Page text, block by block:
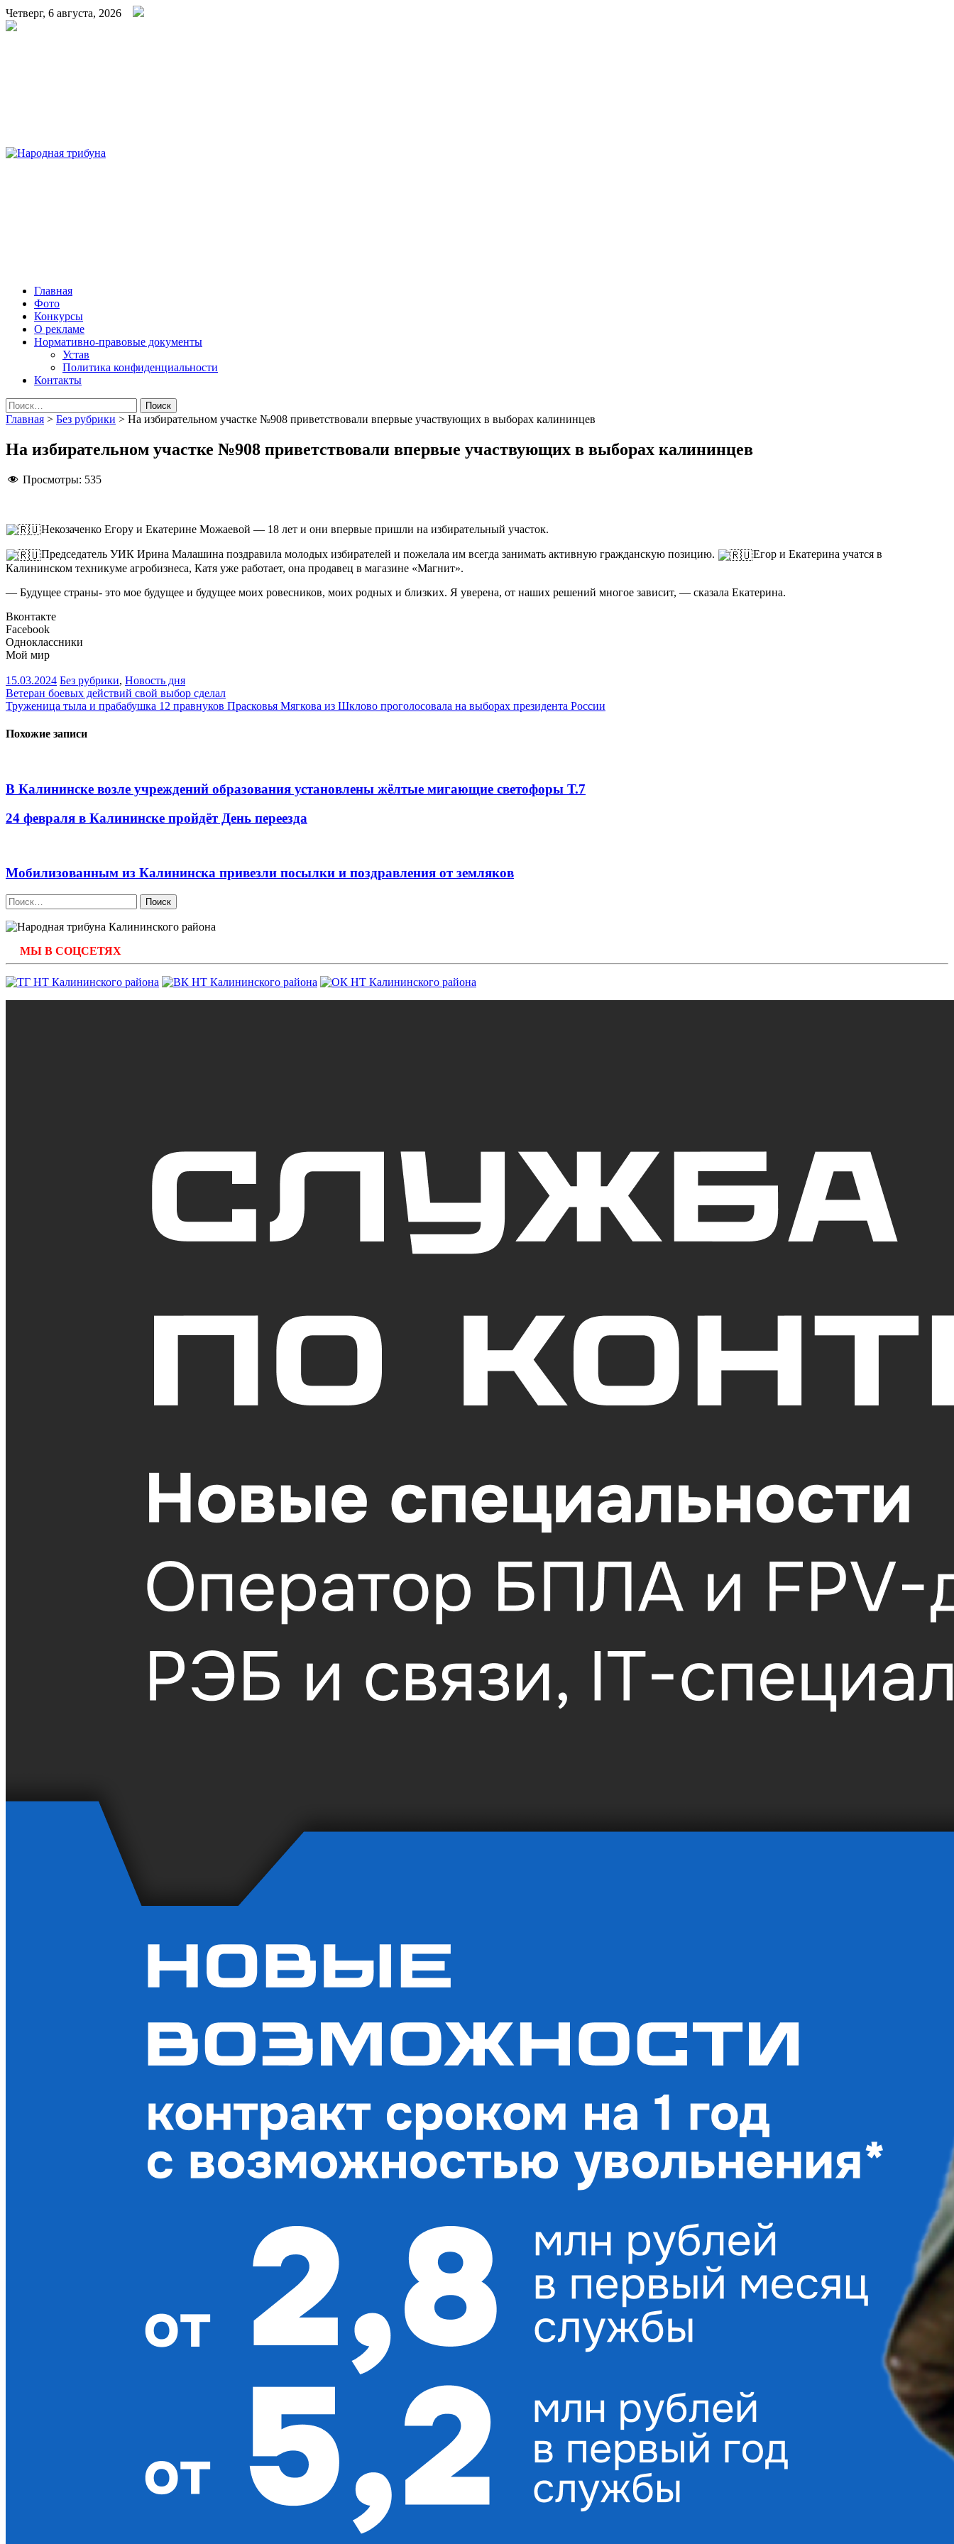
Четверг, 6 августа, 2026
Народная трибуна
Калининская районная газета
Главная
Фото
Конкурсы
О рекламе
Нормативно-правовые документы
Устав
Политика конфиденциальности
Контакты
Найти:
Главная > Без рубрики > На избирательном участке №908 приветствовали впервые участвующих в выборах калининцев
На избирательном участке №908 приветствовали впервые участвующих в выборах калининцев
Просмотры: 535
Некозаченко Егору и Екатерине Можаевой — 18 лет и они впервые пришли на избирательный участок.
Председатель УИК Ирина Малашина поздравила молодых избирателей и пожелала им всегда занимать активную гражданскую позицию.
Егор и Екатерина учатся в
Калининском техникуме агробизнеса, Катя уже работает, она продавец в магазине «Магнит».
— Будущее страны- это мое будущее и будущее моих ровесников, моих родных и близких. Я уверена, от наших решений многое зависит, — сказала Екатерина.
Вконтакте
Facebook
Одноклассники
Мой мир
15.03.2024 Без рубрики, Новость дня
Навигация
по
записям
Ветеран боевых действий свой выбор сделал
Труженица тыла и прабабушка 12 правнуков Прасковья Мягкова из Шклово проголосовала на выборах президента России
Похожие записи
В Калининске возле учреждений образования установлены жёлтые мигающие светофоры Т.7
24 февраля в Калининске пройдёт День переезда
Мобилизованным из Калининска привезли посылки и поздравления от земляков
Найти:
МЫ В СОЦСЕТЯХ